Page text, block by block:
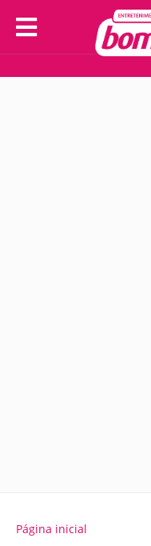
Página inicial